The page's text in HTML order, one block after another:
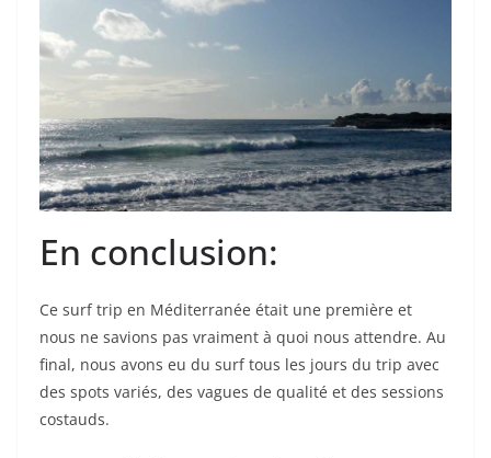
En conclusion:
Ce surf trip en Méditerranée était une première et
nous ne savions pas vraiment à quoi nous attendre. Au
final, nous avons eu du surf tous les jours du trip avec
des spots variés, des vagues de qualité et des sessions
costauds.